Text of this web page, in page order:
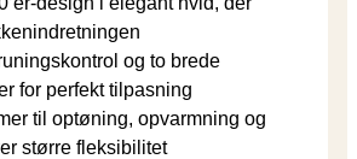
og to brede
for perfekt tilpasning
til optøning, opvarmning og
større fleksibilitet